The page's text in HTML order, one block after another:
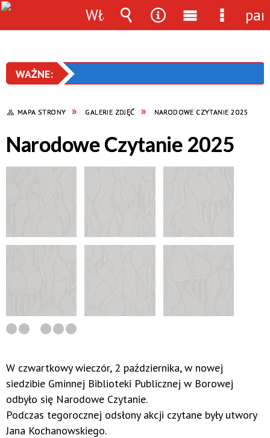
MAPA STRONY GALERIE ZDJĘĆ NARODOWE CZYTANIE 2025
Narodowe Czytanie 2025
W czwartkowy wieczór, 2 października, w nowej
siedzibie Gminnej Biblioteki Publicznej w Borowej
odbyło się Narodowe Czytanie.
Podczas tegorocznej odsłony akcji czytane były utwory
Jana Kochanowskiego.
Włącz
powiadomienia
Wyszukiwarka
Narzędzia
MenuMenu